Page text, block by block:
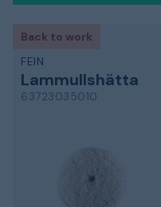
Back to work
FEIN
Lammullshätta
63723035010